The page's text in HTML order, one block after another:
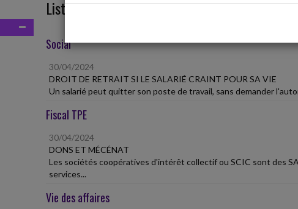
Liste des dernières dépêches
Social
30/04/2024
DROIT DE RETRAIT SI LE SALARIÉ CRAINT POUR SA VIE
Un salarié peut quitter son poste de travail, sans demander
Fiscal TPE
30/04/2024
DONS ET MÉCÉNAT
Les sociétés coopératives d'intérêt collectif ou SCIC sont des
services...
Vie des affaires